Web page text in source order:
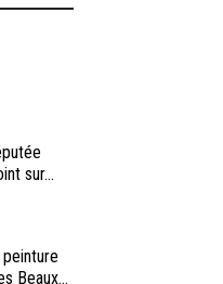
sur...
peinture
Beaux...